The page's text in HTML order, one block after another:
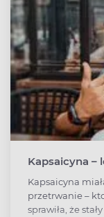
Kapsaicyna –
Kapsaicyna
przetrwanie –
sprawiła, że